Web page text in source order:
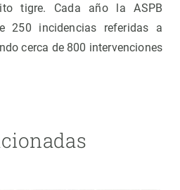
tigre. Cada año la ASPB
250 incidencias referidas a
cerca de 800 intervenciones